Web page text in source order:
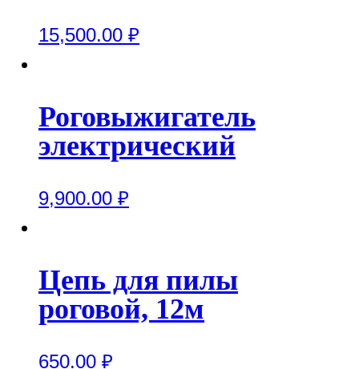
15,500.00 ₽
Роговыжигатель
электрический
9,900.00 ₽
Цепь для пилы
роговой, 12м
650.00 ₽